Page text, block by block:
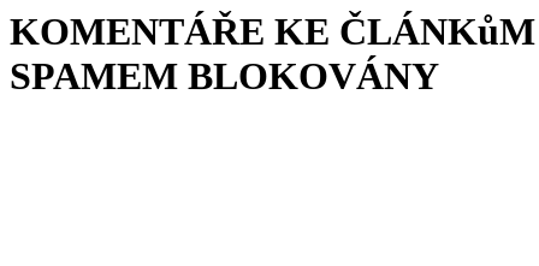
KOMENTÁŘE KE
SPAMEM BLOKOVÁNY